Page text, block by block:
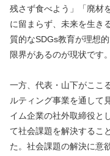
残さず食べよう」「廃材
に留まらず、未来を生き
質的なSDGs教育が理想
限界があるのが現状です。
一方、代表・山下がここ
ルティング事業を通して
イム企業の社外取締役と
て社会課題を解決するこ
た。社会課題の解決に意